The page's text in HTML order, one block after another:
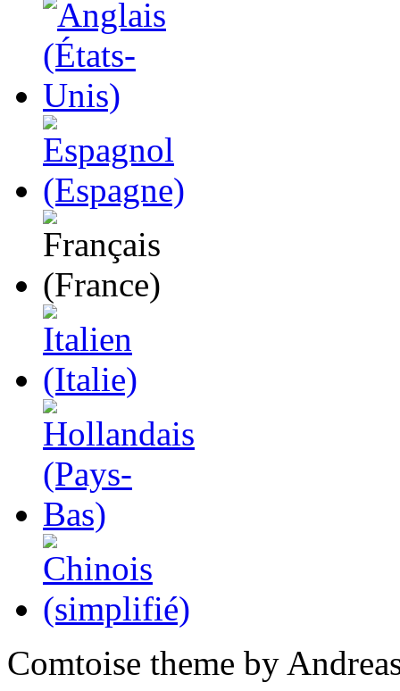
Comtoise theme by